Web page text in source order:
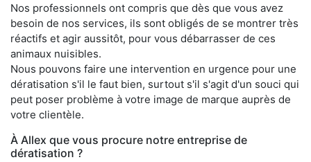
Nos professionnels ont compris que dès que vous avez
besoin de nos services, ils sont obligés de se montrer très
réactifs et agir aussitôt, pour vous débarrasser de ces
animaux nuisibles.
Nous pouvons faire une intervention en urgence pour une
dératisation s'il le faut bien, surtout s'il s'agit d'un souci qui
peut poser problème à votre image de marque auprès de
votre clientèle.
À Allex que vous procure notre entreprise de
dératisation ?